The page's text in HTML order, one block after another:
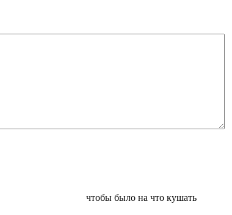
чтобы было на что кушать